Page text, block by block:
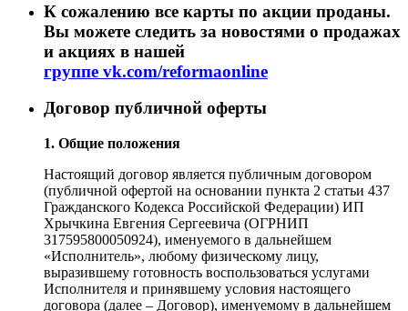
К сожалению все карты по акции проданы.
Вы можете следить за новостями о продажах
и акциях в нашей
группе vk.com/reformaonline
Договор публичной оферты
1. Общие положения
Настоящий договор является публичным договором
(публичной офертой на основании пункта 2 статьи 437
Гражданского Кодекса Российской Федерации) ИП
Хрычкина Евгения Сергеевича (ОГРНИП
317595800050924), именуемого в дальнейшем
«Исполнитель», любому физическому лицу,
выразившему готовность воспользоваться услугами
Исполнителя и принявшему условия настоящего
договора (далее – Договор), именуемому в дальнейшем